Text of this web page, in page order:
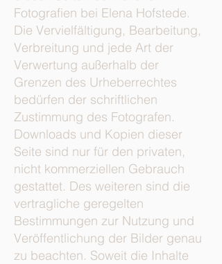
Fotografien bei Elena Hofstede.
Die Vervielfältigung, Bearbeitung,
Verbreitung und jede Art der
Verwertung außerhalb der
Grenzen des Urheberrechtes
bedürfen der schriftlichen
Zustimmung des Fotografen.
Downloads und Kopien dieser
Seite sind nur für den privaten,
nicht kommerziellen Gebrauch
gestattet. Des weiteren sind die
vertragliche geregelten
Bestimmungen zur Nutzung und
Veröffentlichung der Bilder genau
zu beachten. Soweit die Inhalte